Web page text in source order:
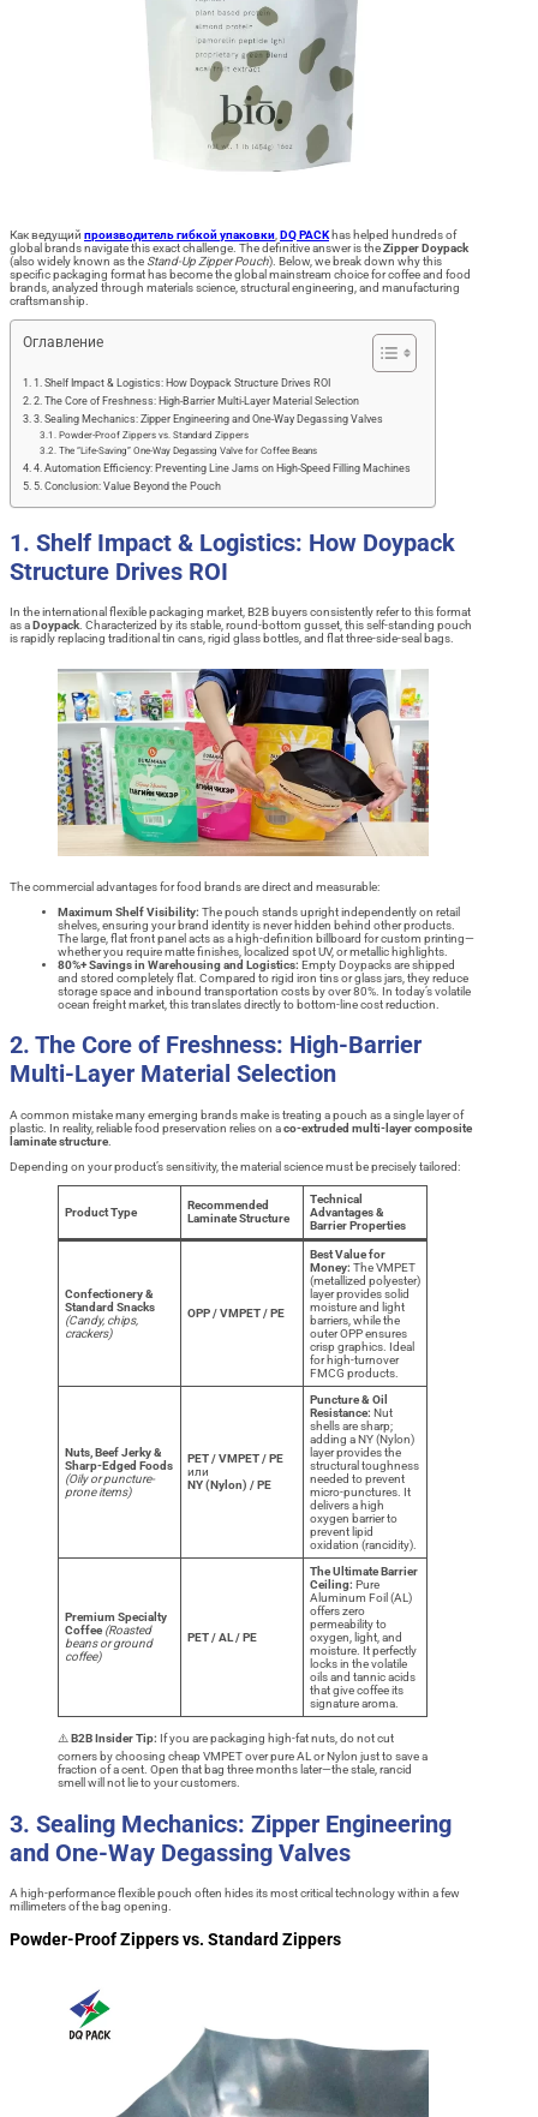
Как ведущий производитель гибкой упаковки,DQ PACK has helped hundreds of
global brands navigate this exact challenge. The definitive answer is theZipper Doypack
(also widely known as the Stand-Up Zipper Pouch). Below, we break down why this
specific packaging format has become the global mainstream choice for coffee and food
brands, analyzed through materials science, structural engineering, and manufacturing
craftsmanship.
Оглавление
1. Shelf Impact & Logistics: How Doypack Structure Drives ROI
2. The Core of Freshness: High-Barrier Multi-Layer Material Selection
3. Sealing Mechanics: Zipper Engineering and One-Way Degassing Valves
Powder-Proof Zippers vs. Standard Zippers
The “Life-Saving” One-Way Degassing Valve for Coffee Beans
4. Automation Efficiency: Preventing Line Jams on High-Speed Filling Machines
5. Conclusion: Value Beyond the Pouch
1. Shelf Impact & Logistics: How Doypack
Structure Drives ROI
In the international flexible packaging market, B2B buyers consistently refer to this format
as a Doypack. Characterized by its stable, round-bottom gusset, this self-standing pouch
is rapidly replacing traditional tin cans, rigid glass bottles, and flat three-side-seal bags.
The commercial advantages for food brands are direct and measurable:
Maximum Shelf Visibility: The pouch stands upright independently on retail
shelves, ensuring your brand identity is never hidden behind other products.
The large, flat front panel acts as a high-definition billboard for custom printing—
whether you require matte finishes, localized spot UV, or metallic highlights.
80%+ Savings in Warehousing and Logistics: Empty Doypacks are shipped
and stored completely flat. Compared to rigid iron tins or glass jars, they reduce
storage space and inbound transportation costs by over 80%. In today’s volatile
ocean freight market, this translates directly to bottom-line cost reduction.
2. The Core of Freshness: High-Barrier
Multi-Layer Material Selection
A common mistake many emerging brands make is treating a pouch as a single layer of
plastic. In reality, reliable food preservation relies on aco-extruded multi-layer composite
laminate structure
Depending on your product’s sensitivity, the material science must be precisely tailored:
Product Type
Recommended
Laminate Structure
Technical
Advantages &
Barrier Properties
Confectionery &
Standard Snacks
(Candy, chips,
crackers)
OPP / VMPET / PE
Best Value for
Money: The VMPET
(metallized polyester)
layer provides solid
moisture and light
barriers, while the
outer OPP ensures
crisp graphics. Ideal
for high-turnover
FMCG products.
Nuts, Beef Jerky &
Sharp-Edged Foods
(Oily or puncture-
prone items)
PET / VMPET / PE
или
NY (Nylon) / PE
Puncture & Oil
Resistance: Nut
shells are sharp;
adding a NY (Nylon)
layer provides the
structural toughness
needed to prevent
micro-punctures. It
delivers a high
oxygen barrier to
prevent lipid
oxidation (rancidity).
Premium Specialty
Coffee (Roasted
beans or ground
coffee)
PET / AL / PE
The Ultimate Barrier
Ceiling: Pure
Aluminum Foil (AL)
offers zero
permeability to
oxygen, light, and
moisture. It perfectly
locks in the volatile
oils and tannic acids
that give coffee its
signature aroma.
⚠️ B2B Insider Tip: If you are packaging high-fat nuts, do not cut
corners by choosing cheap VMPET over pure AL or Nylon just to save a
fraction of a cent. Open that bag three months later—the stale, rancid
smell will not lie to your customers.
3. Sealing Mechanics: Zipper Engineering
and One-Way Degassing Valves
A high-performance flexible pouch often hides its most critical technology within a few
millimeters of the bag opening.
Powder-Proof Zippers vs. Standard Zippers